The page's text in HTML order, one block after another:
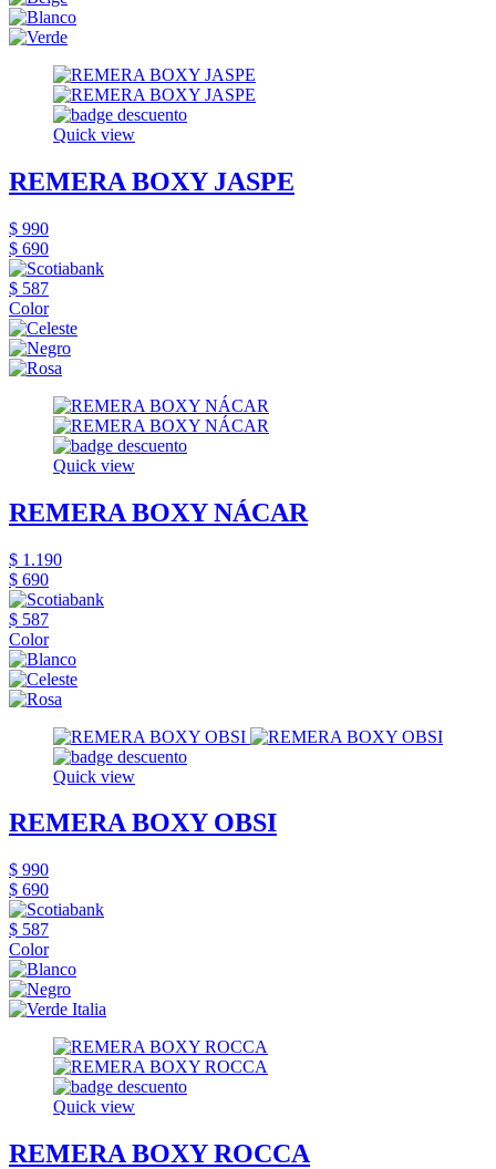
Quick view
REMERA BOXY JASPE
$ 990
$ 690
$ 587
Color
Quick view
REMERA BOXY NÁCAR
$ 1.190
$ 690
$ 587
Color
Quick view
REMERA BOXY OBSI
$ 990
$ 690
$ 587
Color
Quick view
REMERA BOXY ROCCA